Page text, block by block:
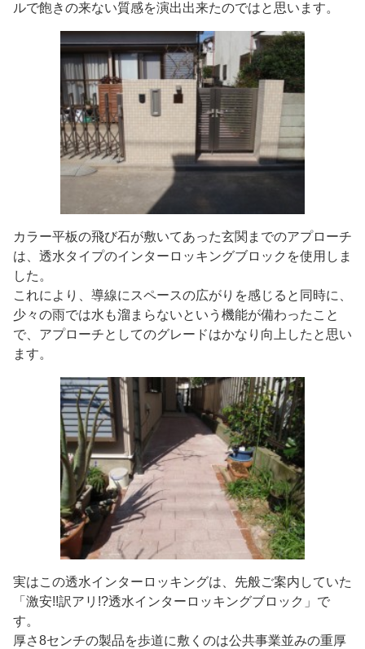
ルで飽きの来ない質感を演出出来たのではと思います。
カラー平板の飛び石が敷いてあった玄関までのアプローチ
は、透水タイプのインターロッキングブロックを使用しま
した。
これにより、導線にスペースの広がりを感じると同時に、
少々の雨では水も溜まらないという機能が備わったこと
で、アプローチとしてのグレードはかなり向上したと思い
ます。
実はこの透水インターロッキングは、先般ご案内していた
「激安!!訳アリ!?透水インターロッキングブロック」で
す。
厚さ8センチの製品を歩道に敷くのは公共事業並みの重厚